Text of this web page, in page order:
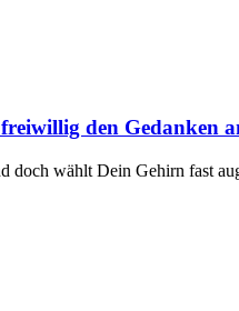
den Gedanken
doch wählt Dein Gehirn fast